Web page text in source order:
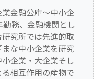
金融公庫～中小企
務、金融機関とし
究所では先進的取
な中小企業を研究
企業・大企業そし
相互作用の産物で